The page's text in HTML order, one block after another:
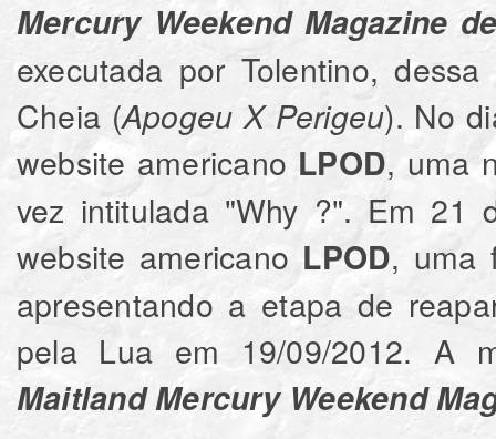
Mercury Weekend Magazine
executada por Tolentino,
Cheia (Apogeu X Perigeu). No
website americano LPOD, uma
vez intitulada "Why ?". Em 21
website americano LPOD, uma
apresentando a etapa de
pela Lua em 19/09/2012. A
Maitland Mercury Weekend